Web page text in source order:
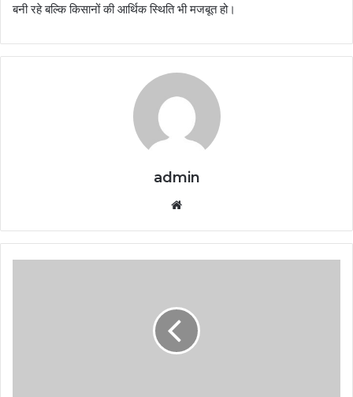
बनी रहे बल्कि किसानों की आर्थिक स्थिति भी मजबूत हो।
admin